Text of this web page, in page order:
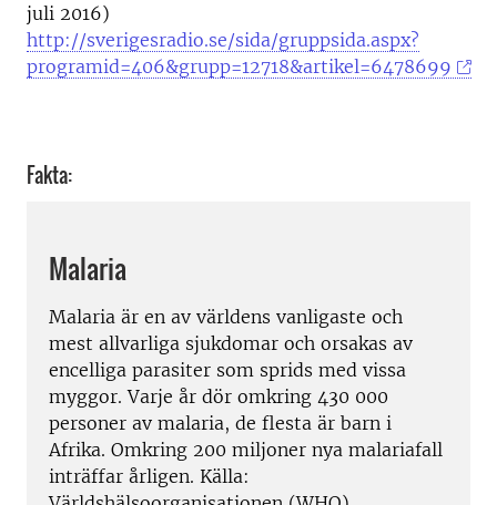
juli 2016)
http://sverigesradio.se/sida/gruppsida.aspx?
programid=406&grupp=12718&artikel=6478699
Fakta:
Malaria
Malaria är en av världens vanligaste och
mest allvarliga sjukdomar och orsakas av
encelliga parasiter som sprids med vissa
myggor. Varje år dör omkring 430 000
personer av malaria, de flesta är barn i
Afrika. Omkring 200 miljoner nya malariafall
inträffar årligen. Källa: